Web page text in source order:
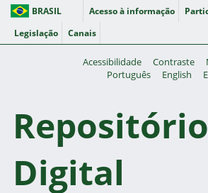
BRASIL Acesso à informação
Legislação
Canais
Acessibilidade Contraste
Português
English
Repositório
Digital